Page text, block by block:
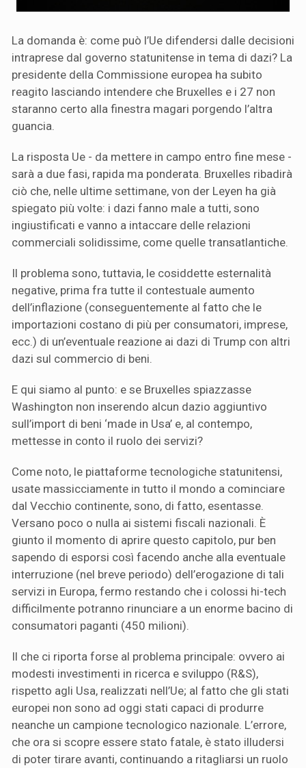
La domanda è: come può l’Ue difendersi dalle decisioni
intraprese dal governo statunitense in tema di dazi? La
presidente della Commissione europea ha subito
reagito lasciando intendere che Bruxelles e i 27 non
staranno certo alla finestra magari porgendo l’altra
guancia.
La risposta Ue - da mettere in campo entro fine mese -
sarà a due fasi, rapida ma ponderata. Bruxelles ribadirà
ciò che, nelle ultime settimane, von der Leyen ha già
spiegato più volte: i dazi fanno male a tutti, sono
ingiustificati e vanno a intaccare delle relazioni
commerciali solidissime, come quelle transatlantiche.
Il problema sono, tuttavia, le cosiddette esternalità
negative, prima fra tutte il contestuale aumento
dell’inflazione (conseguentemente al fatto che le
importazioni costano di più per consumatori, imprese,
ecc.) di un’eventuale reazione ai dazi di Trump con altri
dazi sul commercio di beni.
E qui siamo al punto: e se Bruxelles spiazzasse
Washington non inserendo alcun dazio aggiuntivo
sull’import di beni ‘made in Usa’ e, al contempo,
mettesse in conto il ruolo dei servizi?
Come noto, le piattaforme tecnologiche statunitensi,
usate massicciamente in tutto il mondo a cominciare
dal Vecchio continente, sono, di fatto, esentasse.
Versano poco o nulla ai sistemi fiscali nazionali. È
giunto il momento di aprire questo capitolo, pur ben
sapendo di esporsi così facendo anche alla eventuale
interruzione (nel breve periodo) dell’erogazione di tali
servizi in Europa, fermo restando che i colossi hi-tech
difficilmente potranno rinunciare a un enorme bacino di
consumatori paganti (450 milioni).
Il che ci riporta forse al problema principale: ovvero ai
modesti investimenti in ricerca e sviluppo (R&S),
rispetto agli Usa, realizzati nell’Ue; al fatto che gli stati
europei non sono ad oggi stati capaci di produrre
neanche un campione tecnologico nazionale. L’errore,
che ora si scopre essere stato fatale, è stato illudersi
di poter tirare avanti, continuando a ritagliarsi un ruolo